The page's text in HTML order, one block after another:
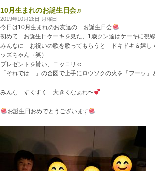
10月生まれのお誕生日会♬
2019年10月28日 月曜日
今日は10月生まれのお友達の お誕生日会
初めて お誕生日ケーキを見た、1歳クン達はケーキに視線
みんなに お祝いの歌を歌ってもらうと ドキドキ＆嬉し
ッズちゃん（笑）
プレゼントを貰い、ニッコリ ☺
「それでは…」の合図で上手にロウソクの火を「フーッ」
みんな すくすく 大きくなぁれ〜
お誕生日おめでとうございます